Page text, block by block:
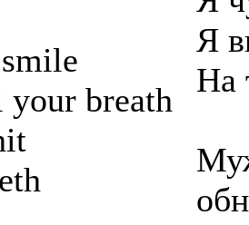
your breath
Я
На